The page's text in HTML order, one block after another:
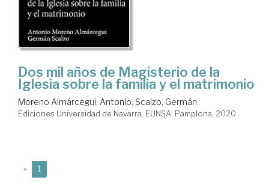
Dos mil años de Magisterio de la
Iglesia sobre la familia y el matrimonio
Moreno Almárcegui, Antonio; Scalzo, Germán
Ediciones Universidad de Navarra. EUNSA. Pamplona, 2020
« 1